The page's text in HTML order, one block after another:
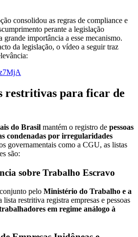
consolidou as regras de compliance e
perante a legislação
importância a esse mecanismo.
da legislação, o vídeo a seguir traz
restritivas para ficar de
do Brasil mantém o registro de pessoas
condenadas por irregularidades
governamentais como a CGU, as listas
são:
sobre Trabalho Escravo
pelo Ministério do Trabalho e a
lista restritiva registra empresas e pessoas
em regime análogo à